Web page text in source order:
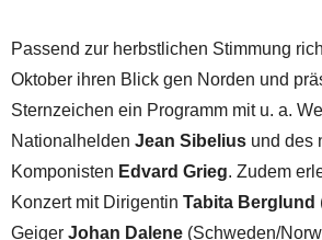
Passend zur herbstlichen Stimmung
Oktober ihren Blick gen Norden und
Sternzeichen ein Programm mit u. a.
Nationalhelden Jean Sibelius und des
Komponisten Edvard Grieg. Zudem
Konzert mit Dirigentin Tabita Berglund
Geiger Johan Dalene (Schweden/